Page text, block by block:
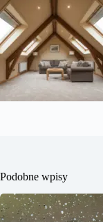
Podobne wpisy